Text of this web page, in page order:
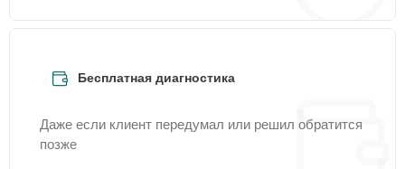
Бесплатная диагностика
Даже если клиент передумал или решил обратится
позже